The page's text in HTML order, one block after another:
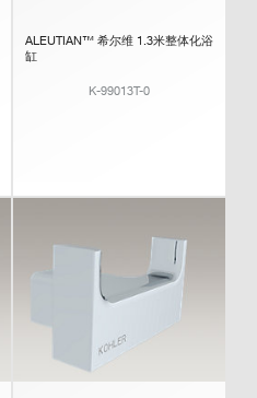
ALEUTIAN™ 希尔维 1.3米整体化浴
缸
K-99013T-0